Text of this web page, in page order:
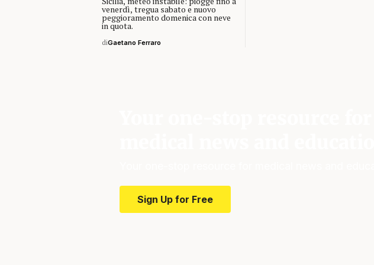
venerdì, tregua sabato e nuovo
peggioramento domenica con neve
in quota.
diGaetano Ferraro
Sign Up for Free